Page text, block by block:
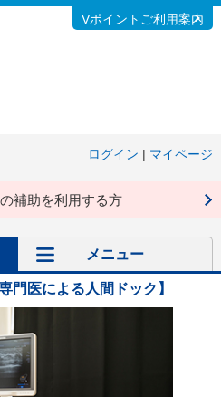
Vポイントご利用案内
ログイン | マイページ
補助を利用する方
メニュー
門医による人間ドック】